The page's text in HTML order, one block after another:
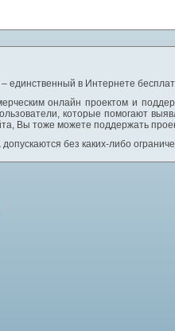
– единственный в Интернете
онлайн проектом и
которые помогают
Вы тоже можете поддержать
допускаются без каких-либо